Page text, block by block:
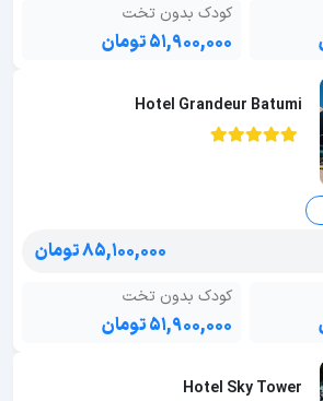
کودک بدون تخت
۵۱,۹۰۰,۰۰۰ تومان
Hotel Grandeur Batumi
۸۵,۱۰۰,۰۰۰ تومان
کودک بدون تخت
۵۱,۹۰۰,۰۰۰ تومان
Hotel Sky Tower